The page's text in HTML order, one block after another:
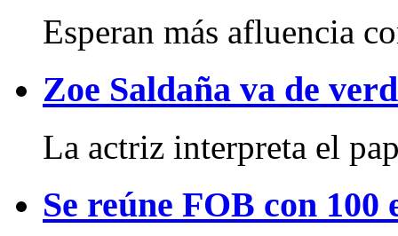
Esperan más afluencia
Zoe Saldaña va de
La actriz interpreta el
Se reúne FOB con 100